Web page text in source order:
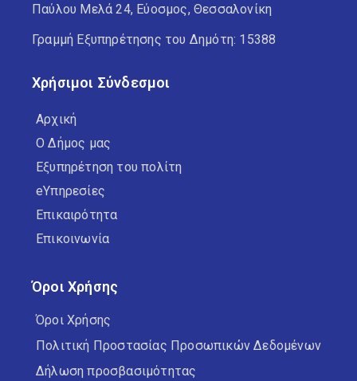
Παύλου Μελά 24, Εύοσμος, Θεσσαλονίκη
Γραμμή Εξυπηρέτησης του Δημότη: 15388
Χρήσιμοι Σύνδεσμοι
Αρχική
Ο Δήμος μας
Εξυπηρέτηση του πολίτη
eΥπηρεσίες
Επικαιρότητα
Επικοινωνία
Όροι Χρήσης
Όροι Χρήσης
Πολιτική Προστασίας Προσωπικών Δεδομένων
Δήλωση προσβασιμότητας